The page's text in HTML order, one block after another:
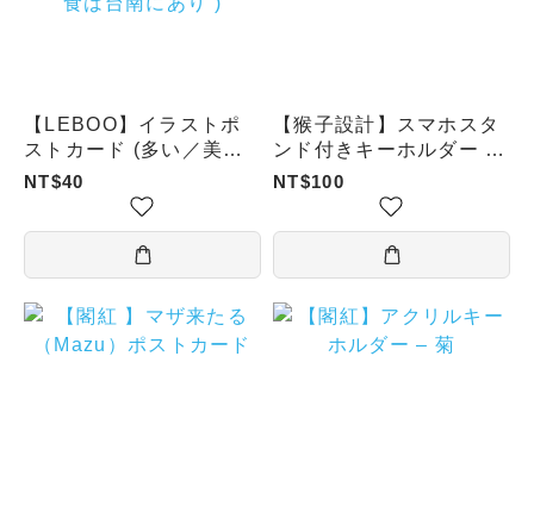
【LEBOO】イラストポ
ストカード (多い／美味
しい／早すぎる／台北の
看板／ドリンクの看板／
利/コンビニ／にぎやか/
熱炒店／台北／大武花／
食は台南にあり )
NT$40
【猴子設計】スマホスタ
ンド付きキーホルダー (
携帯ゲーム機／ねことね
NT$100